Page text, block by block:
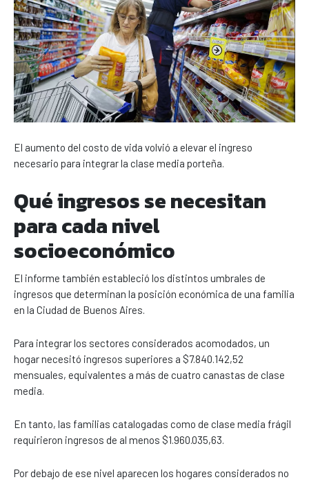
El aumento del costo de vida volvió a elevar el ingreso
necesario para integrar la clase media porteña.
Qué ingresos se necesitan
para cada nivel
socioeconómico
El informe también estableció los distintos umbrales de
ingresos que determinan la posición económica de una familia
en la Ciudad de Buenos Aires.
Para integrar los sectores considerados acomodados, un
hogar necesitó ingresos superiores a $7.840.142,52
mensuales, equivalentes a más de cuatro canastas de clase
media.
En tanto, las familias catalogadas como de clase media frágil
requirieron ingresos de al menos $1.960.035,63.
Por debajo de ese nivel aparecen los hogares considerados no